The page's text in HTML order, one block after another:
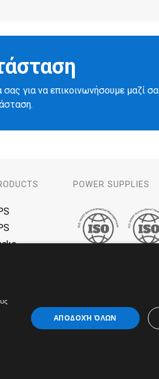
για να επικοινωνήσουμε μαζί
EV
POWER SUPPLIES
ΑΠΟΔΟΧΉ ΌΛΩΝ